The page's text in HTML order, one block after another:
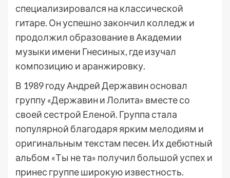
специализировался на классической
гитаре. Он успешно закончил колледж и
продолжил образование в Академии
музыки имени Гнесиных, где изучал
композицию и аранжировку.
В 1989 году Андрей Державин основал
группу «Державин и Лолита» вместе со
своей сестрой Еленой. Группа стала
популярной благодаря ярким мелодиям и
оригинальным текстам песен. Их дебютный
альбом «Ты не та» получил большой успех и
принес группе широкую известность.